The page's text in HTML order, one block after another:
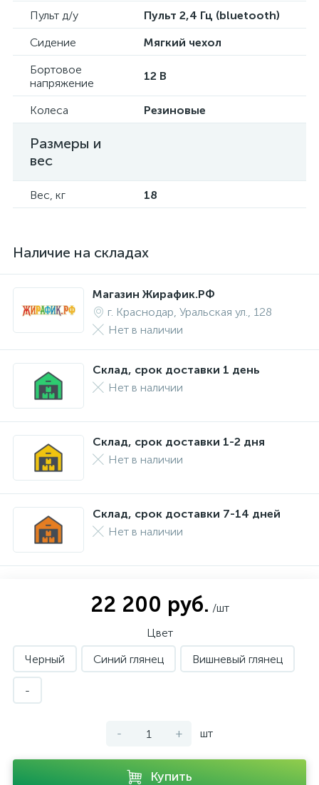
Пульт д/у
Пульт 2,4 Гц (bluetooth)
Сидение
Мягкий чехол
Бортовое
напряжение
12 В
Колеса Резиновые
Размеры и
вес
Вес, кг 18
Наличие на складах
Магазин Жирафик.РФ
г. Краснодар, Уральская ул., 128
Нет в наличии
Склад, срок доставки 1 день
Нет в наличии
Склад, срок доставки 1-2 дня
Нет в наличии
Склад, срок доставки 7-14 дней
Нет в наличии
22 200 руб. /шт
Цвет
Черный
Синий глянец Вишневый глянец
-
- + шт
Купить